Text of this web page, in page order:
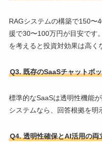
RAGシステムの構築で150〜
援で30〜100万円が目安です
を考えると投資対効果は高く
Q3. 既存のSaaSチャットボ
標準的なSaaSは透明性機能
システムなら、回答根拠を明
Q4. 透明性確保とAI活用の両